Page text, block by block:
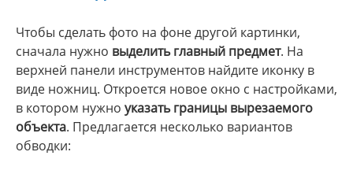
Чтобы сделать фото на фоне другой картинки,
сначала нужно выделить главный предмет. На
верхней панели инструментов найдите иконку в
виде ножниц. Откроется новое окно с настройками,
в котором нужно указать границы вырезаемого
объекта. Предлагается несколько вариантов
обводки: